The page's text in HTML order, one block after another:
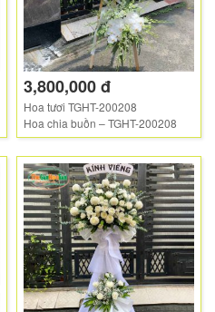
3,800,000 đ
Hoa tươi TGHT-200208
Hoa chia buồn – TGHT-200208